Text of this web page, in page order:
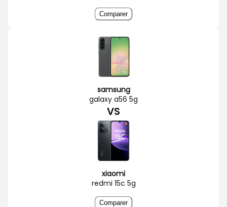
Comparer
samsung
galaxy a56 5g
VS
xiaomi
redmi 15c 5g
Comparer